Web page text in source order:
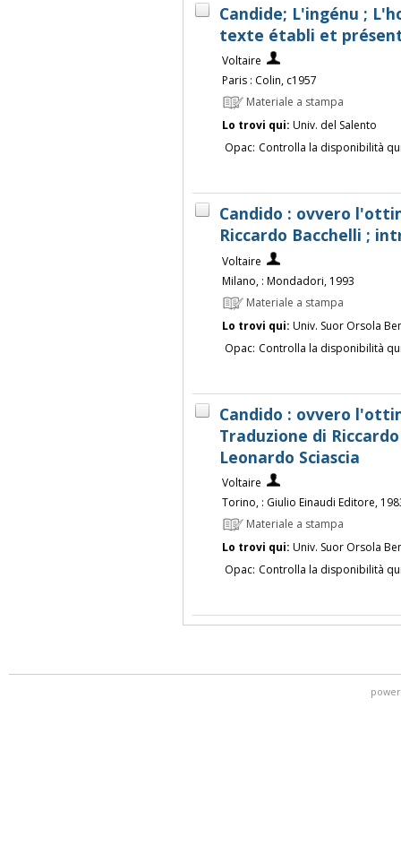
Candide; L'ingénu ;
texte établi et
Voltaire
Paris : Colin, c1957
Materiale a stampa
Lo trovi qui: Univ. del Salento
Opac: Controlla la disponibilità
Candido : ovvero
Riccardo Bacchelli ;
Voltaire
Milano, : Mondadori, 1993
Materiale a stampa
Lo trovi qui: Univ. Suor Orsola
Opac: Controlla la disponibilità
Candido : ovvero
Traduzione di
Leonardo Sciascia
Voltaire
Torino, : Giulio Einaudi Editore,
Materiale a stampa
Lo trovi qui: Univ. Suor Orsola
Opac: Controlla la disponibilità